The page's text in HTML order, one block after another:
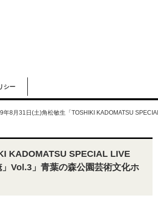
シー
年8月31日(土)角松敏生「TOSHIKI KADOMATSU
KADOMATSU SPECIAL LIVE
Vol.3」青葉の森公園芸術文化ホ